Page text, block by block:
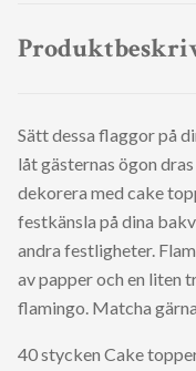
Sätt dessa flaggor på
låt gästernas ögon
dekorera med cake
festkänsla på dina
andra festligheter.
av papper och en liten
flamingo. Matcha
40 stycken Cake